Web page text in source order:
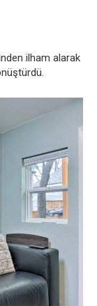
ilham alarak